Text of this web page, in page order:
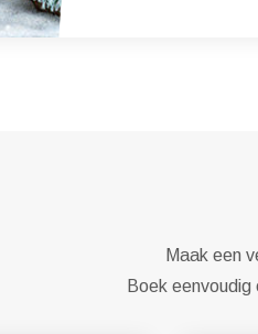
Maak een
Boek